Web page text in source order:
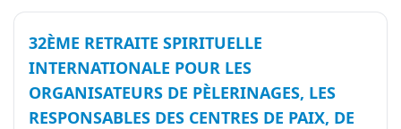
32ÈME RETRAITE SPIRITUELLE
INTERNATIONALE POUR LES
ORGANISATEURS DE PÈLERINAGES, LES
RESPONSABLES DES CENTRES DE PAIX, DE